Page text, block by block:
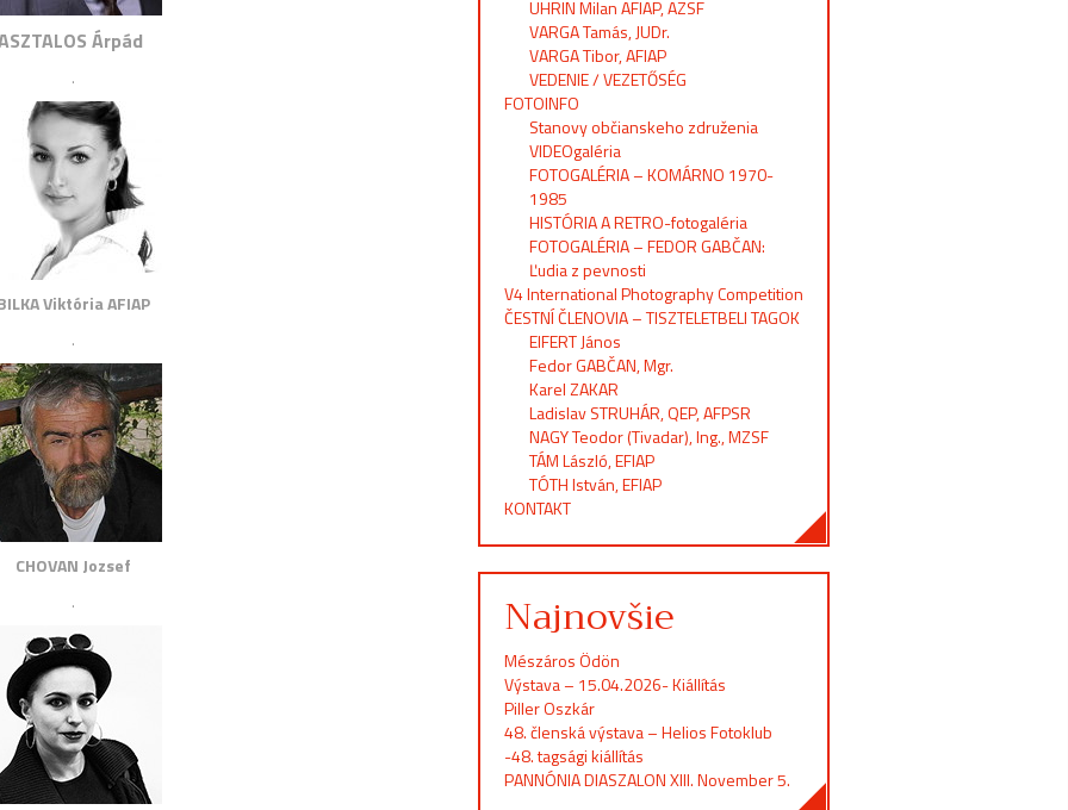
Árpád
.
Viktória AFIAP
.
CHOVAN Jozsef
.
UHRIN Milan AFIAP, AZSF
VARGA Tamás, JUDr.
VARGA Tibor, AFIAP
VEDENIE / VEZETŐSÉG
FOTOINFO
Stanovy občianskeho združenia
VIDEOgaléria
FOTOGALÉRIA – KOMÁRNO 1970-
1985
HISTÓRIA A RETRO-fotogaléria
FOTOGALÉRIA – FEDOR GABČAN:
Ľudia z pevnosti
V4 International Photography Competition
ČESTNÍ ČLENOVIA – TISZTELETBELI TAGOK
EIFERT János
Fedor GABČAN, Mgr.
Karel ZAKAR
Ladislav STRUHÁR, QEP, AFPSR
NAGY Teodor (Tivadar), Ing., MZSF
TÁM László, EFIAP
TÓTH István, EFIAP
KONTAKT
Najnovšie
Mészáros Ödön
Výstava – 15.04.2026- Kiállítás
Piller Oszkár
48. členská výstava – Helios Fotoklub
-48. tagsági kiállítás
PANNÓNIA DIASZALON XIII. November 5.